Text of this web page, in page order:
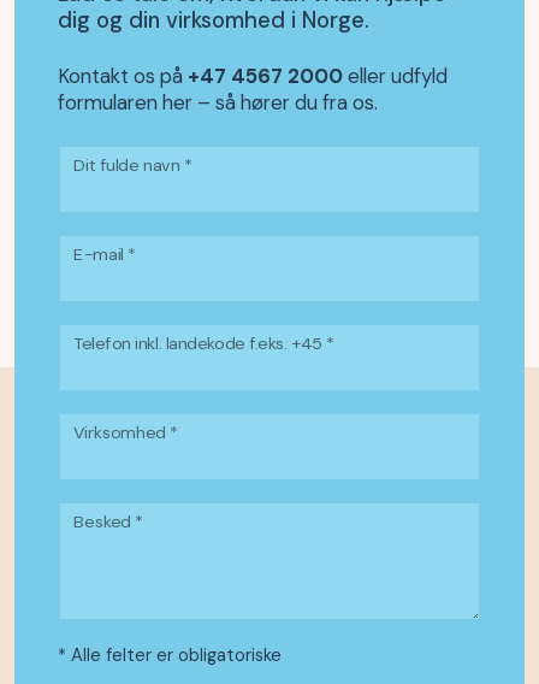
dig og din virksomhed i Norge.
Kontakt os på +47 4567 2000eller udfyld
formularen her – så hører du fra os.
Dit fulde navn *
E-mail *
Telefon inkl. landekode f.eks. +45 *
Virksomhed *
Besked *
* Alle felter er obligatoriske